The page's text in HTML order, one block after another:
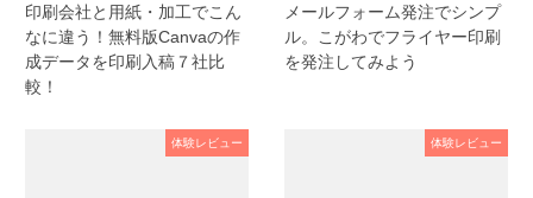
印刷会社と用紙・加工でこん
なに違う！無料版Canvaの作
成データを印刷入稿７社比
較！
メールフォーム発注でシンプ
ル。こがわでフライヤー印刷
を発注してみよう
体験レビュー 体験レビュー